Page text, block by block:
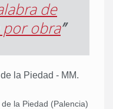
de
por obra”
la Piedad - MM.
la Piedad (Palencia)